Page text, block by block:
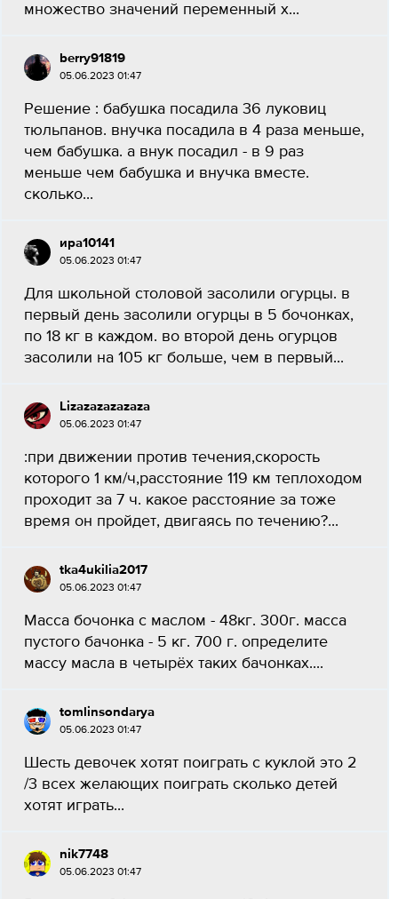
множество значений переменный x...
berry91819
05.06.2023 01:47
Решение : бабушка посадила 36 луковиц
тюльпанов. внучка посадила в 4 раза меньше,
чем бабушка. а внук посадил - в 9 раз
меньше чем бабушка и внучка вместе.
сколько...
ира10141
05.06.2023 01:47
Для школьной столовой засолили огурцы. в
первый день засолили огурцы в 5 бочонках,
по 18 кг в каждом. во второй день огурцов
засолили на 105 кг больше, чем в первый...
Lizazazazazaza
05.06.2023 01:47
:при движении против течения,скорость
которого 1 км/ч,расстояние 119 км теплоходом
проходит за 7 ч. какое расстояние за тоже
время он пройдет, двигаясь по течению?...
tka4ukilia2017
05.06.2023 01:47
Масса бочонка с маслом - 48кг. 300г. масса
пустого бачонка - 5 кг. 700 г. определите
массу масла в четырёх таких бачонках....
tomlinsondarya
05.06.2023 01:47
Шесть девочек хотят поиграть с куклой это 2
/3 всех желающих поиграть сколько детей
хотят играть...
nik7748
05.06.2023 01:47